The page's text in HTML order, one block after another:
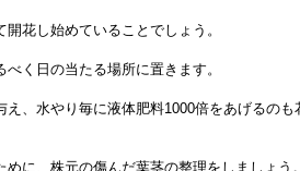
花し始めていることでしょう。
く日の当たる場所に置きます。
、水やり毎に液体肥料1000倍をあげるのも
に、株元の傷んだ葉茎の整理をしましょう。